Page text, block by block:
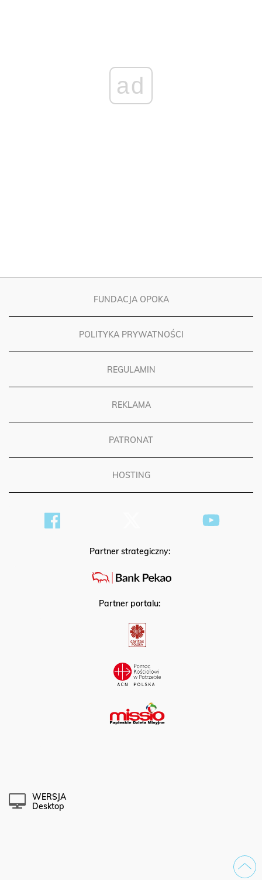
FUNDACJA OPOKA
POLITYKA PRYWATNOŚCI
REGULAMIN
REKLAMA
PATRONAT
HOSTING
Partner strategiczny:
Partner portalu:
WERSJA
Desktop